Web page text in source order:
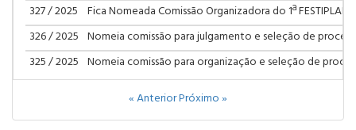
327 / 2025 Fica Nomeada Comissão Organizadora do 1ª FESTIPLAN
326 / 2025 Nomeia comissão para julgamento e seleção de
325 / 2025 Nomeia comissão para organização e seleção de
« AnteriorPróximo »